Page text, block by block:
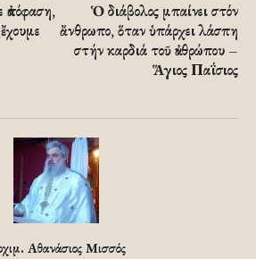
Ὁ διάβολος μπαίνει στόν
ἄνθρωπο, ὅταν ὑπάρχει λάσπη
στήν καρδιά τοῦ ἀνθρώπου –
Ἅγιος Παΐσιος
Αθανάσιος Μισσός